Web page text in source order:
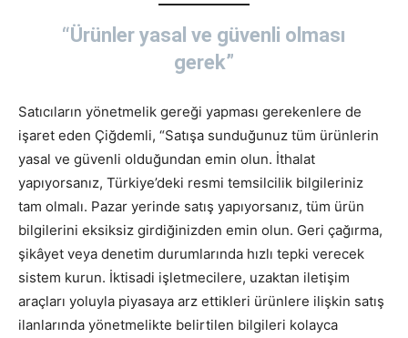
“Ürünler yasal ve güvenli olması
gerek”
Satıcıların yönetmelik gereği yapması gerekenlere de
işaret eden Çiğdemli, “Satışa sunduğunuz tüm ürünlerin
yasal ve güvenli olduğundan emin olun. İthalat
yapıyorsanız, Türkiye’deki resmi temsilcilik bilgileriniz
tam olmalı. Pazar yerinde satış yapıyorsanız, tüm ürün
bilgilerini eksiksiz girdiğinizden emin olun. Geri çağırma,
şikâyet veya denetim durumlarında hızlı tepki verecek
sistem kurun. İktisadi işletmecilere, uzaktan iletişim
araçları yoluyla piyasaya arz ettikleri ürünlere ilişkin satış
ilanlarında yönetmelikte belirtilen bilgileri kolayca